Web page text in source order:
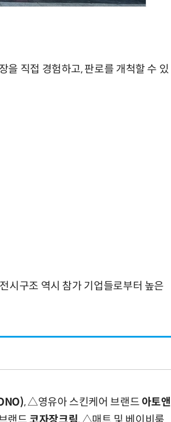
을 직접 경험하고, 판로를 개척할 수 있
시구조 역시 참가 기업들로부터 높은
, △영유아 스킨케어 브랜드 아토앤